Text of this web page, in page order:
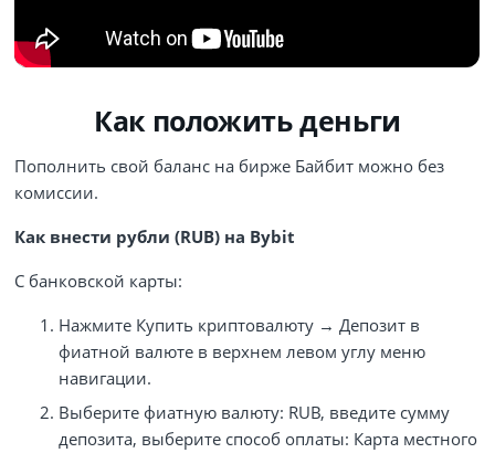
Как положить деньги
Пополнить свой баланс на бирже Байбит можно без
комиссии.
Как внести рубли (RUB) на Bybit
С банковской карты:
Нажмите Купить криптовалюту → Депозит в
фиатной валюте в верхнем левом углу меню
навигации.
Выберите фиатную валюту: RUB, введите сумму
депозита, выберите способ оплаты: Карта местного